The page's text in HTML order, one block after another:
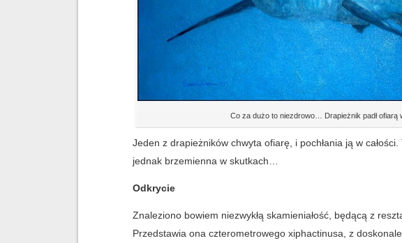
Co za dużo to niezdrowo… Drapieżnik padł ofiarą
Jeden z drapieżników chwyta ofiarę, i pochłania ją w całości.
jednak brzemienna w skutkach…
Odkrycie
Znaleziono bowiem niezwykłą skamieniałość, będącą z
Przedstawia ona czterometrowego xiphactinusa, z